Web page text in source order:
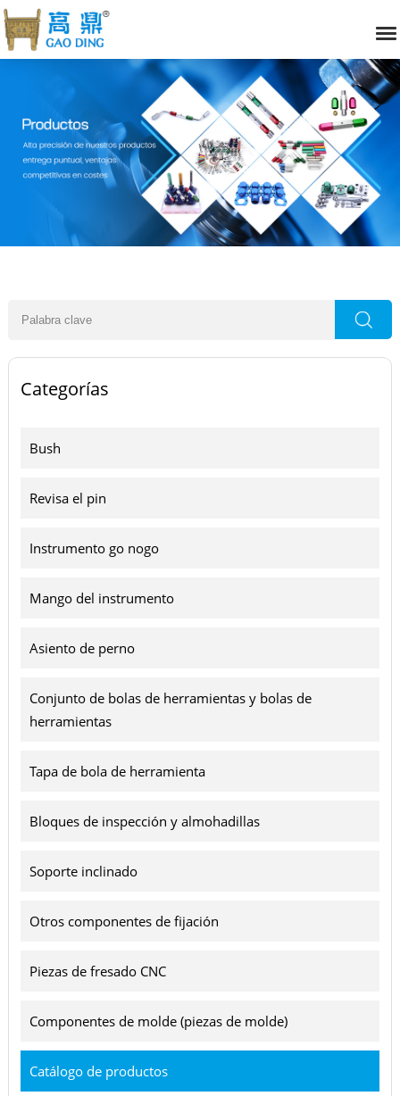
Categorías
Bush
Revisa el pin
Instrumento go nogo
Mango del instrumento
Asiento de perno
Conjunto de bolas de herramientas y bolas de
herramientas
Tapa de bola de herramienta
Bloques de inspección y almohadillas
Soporte inclinado
Otros componentes de fijación
Piezas de fresado CNC
Componentes de molde (piezas de molde)
Catálogo de productos